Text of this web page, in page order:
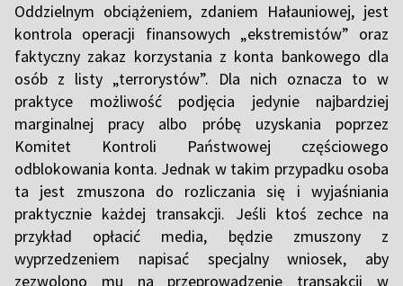
Oddzielnym obciążeniem, zdaniem Hałauniowej, jest
kontrola operacji finansowych „ekstremistów” oraz
faktyczny zakaz korzystania z konta bankowego dla
osób z listy „terrorystów”. Dla nich oznacza to w
praktyce możliwość podjęcia jedynie najbardziej
marginalnej pracy albo próbę uzyskania poprzez
Komitet Kontroli Państwowej częściowego
odblokowania konta. Jednak w takim przypadku osoba
ta jest zmuszona do rozliczania się i wyjaśniania
praktycznie każdej transakcji. Jeśli ktoś zechce na
przykład opłacić media, będzie zmuszony z
wyprzedzeniem napisać specjalny wniosek, aby
zezwolono mu na przeprowadzenie transakcji w